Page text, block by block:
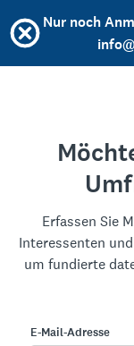
Nur noch
Erfassen Sie
Interessenten
um fundierte
E-Mail-Adresse